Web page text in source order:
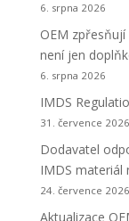
6. srpna 2026
OEM
není jen
6. srpna 2026
IMDS
31. července 2026
Dodavatel
IMDS materiál
24. července 2026
Aktualizace